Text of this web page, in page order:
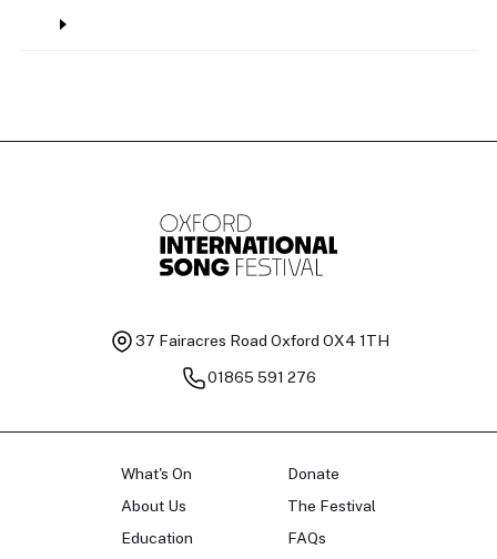
37 Fairacres Road Oxford OX4 1TH
01865 591 276
What's On
About Us
Education
Donate
The Festival
FAQs